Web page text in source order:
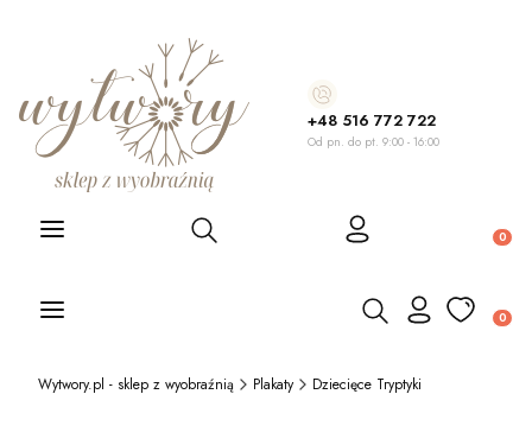
+48 516 772 722
Od pn. do pt. 9:00 - 16:00
Otwórz wyszukiwarkę
Otwórz wyszukiwarkę
Wytwory.pl - sklep z wyobraźnią Plakaty Dziecięce Tryptyki